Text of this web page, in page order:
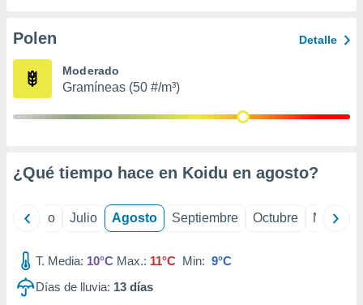
e
mediante
de
Polen Detalle
Moderado
Gramíneas (50 #/m³)
¿Qué tiempo hace en Koidu en agosto?
Junio Julio Agosto Septiembre Octubre
T. Media: 10°C Max.: 11°C Min: 9°C
Días de lluvia: 13 días